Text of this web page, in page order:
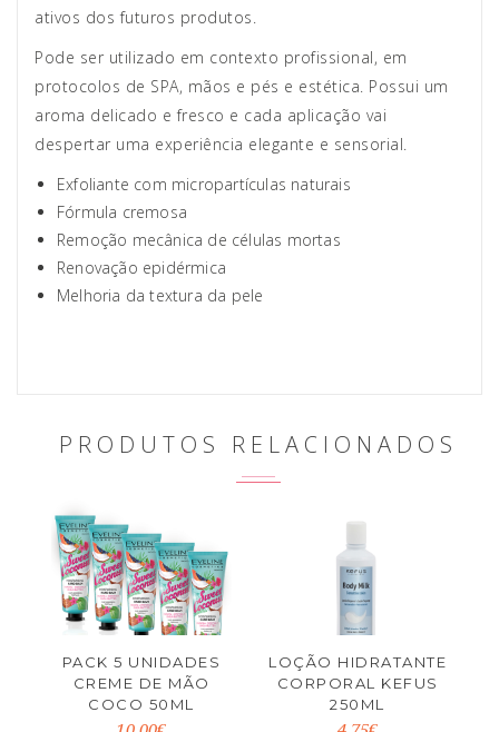
ativos dos futuros produtos.
Pode ser utilizado em contexto profissional, em
protocolos de SPA, mãos e pés e estética. Possui um
aroma delicado e fresco e cada aplicação vai
despertar uma experiência elegante e sensorial.
Exfoliante com micropartículas naturais
Fórmula cremosa
Remoção mecânica de células mortas
Renovação epidérmica
Melhoria da textura da pele
PRODUTOS RELACIONADOS
PACK 5 UNIDADES
CREME DE MÃO
COCO 50ML
LOÇÃO HIDRATANTE
CORPORAL KEFUS
250ML